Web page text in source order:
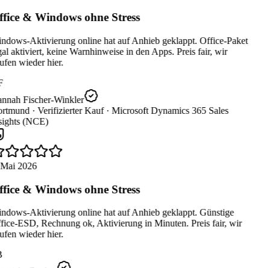
& Windows ohne Stress
Aktivierung online hat auf Anhieb geklappt. Office-Paket
aktiviert, keine Warnhinweise in den Apps. Preis fair, wir
wieder hier.
Fischer-Winkler
· Verifizierter Kauf · Microsoft Dynamics 365 Sales
(NCE)
2026
& Windows ohne Stress
Aktivierung online hat auf Anhieb geklappt. Günstige
ESD, Rechnung ok, Aktivierung in Minuten. Preis fair, wir
wieder hier.